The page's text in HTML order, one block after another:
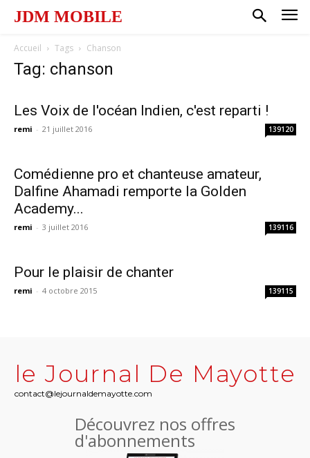
JDM MOBILE
Accueil Tags Chanson
Tag: chanson
Les Voix de l'océan Indien, c'est reparti !
remi - 21 juillet 2016 139120
Comédienne pro et chanteuse amateur,
Dalfine Ahamadi remporte la Golden
Academy...
remi - 3 juillet 2016 139116
Pour le plaisir de chanter
remi - 4 octobre 2015 139115
le Journal De Mayotte
contact@lejournaldemayotte.com
Découvrez nos offres
d'abonnements